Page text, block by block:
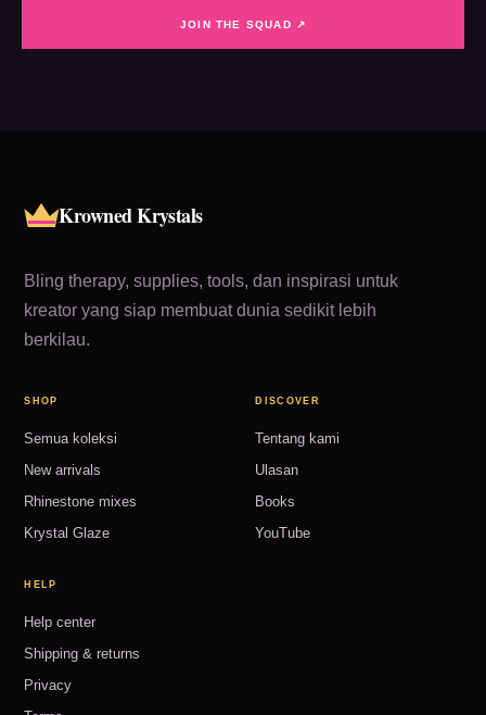
JOIN THE SQUAD ↗
Krowned Krystals
Bling therapy, supplies, tools, dan inspirasi untuk
kreator yang siap membuat dunia sedikit lebih
berkilau.
SHOP
Semua koleksi
New arrivals
Rhinestone mixes
Krystal Glaze
DISCOVER
Tentang kami
Ulasan
Books
YouTube
HELP
Help center
Shipping & returns
Privacy